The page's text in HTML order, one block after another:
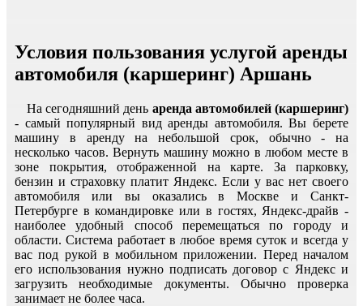
Условия пользования услугой аренды
автомобиля (каршеринг) Аршань
На сегодняшний день аренда автомобилей (каршеринг)
- самый популярный вид аренды автомобиля. Вы берете
машину в аренду на небольшой срок, обычно - на
несколько часов. Вернуть машину можно в любом месте в
зоне покрытия, отображенной на карте. За парковку,
бензин и страховку платит Яндекс. Если у вас нет своего
автомобиля или вы оказались в Москве и Санкт-
Петербурге в командировке или в гостях, Яндекс-драйв -
наиболее удобный способ перемещаться по городу и
области. Система работает в любое время суток и всегда у
вас под рукой в мобильном приложении. Перед началом
его использования нужно подписать договор с Яндекс и
загрузить необходимые документы. Обычно проверка
занимает не более часа.